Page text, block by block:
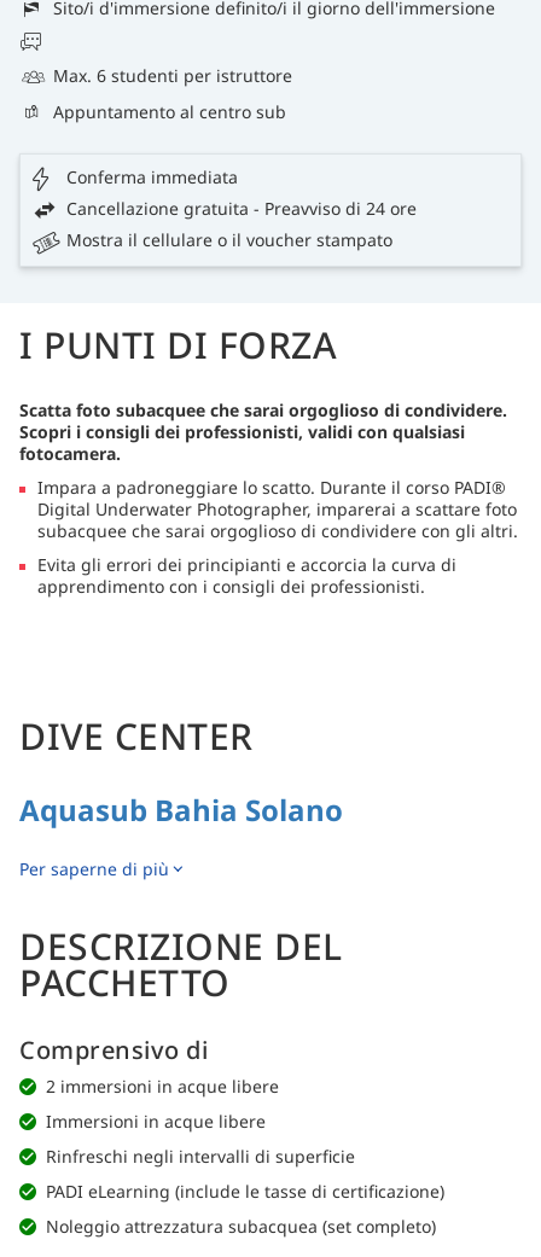
Sito/i d'immersione definito/i il giorno dell'immersione
Max. 6 studenti per istruttore
Appuntamento al centro sub
Conferma immediata
Cancellazione gratuita - Preavviso di 24 ore
Mostra il cellulare o il voucher stampato
I PUNTI DI FORZA
Scatta foto subacquee che sarai orgoglioso di condividere.
Scopri i consigli dei professionisti, validi con qualsiasi
fotocamera.
Impara a padroneggiare lo scatto. Durante il corso PADI®
Digital Underwater Photographer, imparerai a scattare foto
subacquee che sarai orgoglioso di condividere con gli altri.
Evita gli errori dei principianti e accorcia la curva di
apprendimento con i consigli dei professionisti.
DIVE CENTER
Aquasub Bahia Solano
Per saperne di più
DESCRIZIONE DEL
PACCHETTO
Comprensivo di
2 immersioni in acque libere
Immersioni in acque libere
Rinfreschi negli intervalli di superficie
PADI eLearning (include le tasse di certificazione)
Noleggio attrezzatura subacquea (set completo)